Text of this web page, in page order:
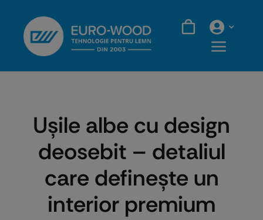
content
Ușile albe cu design
deosebit – detaliul
care definește un
interior premium